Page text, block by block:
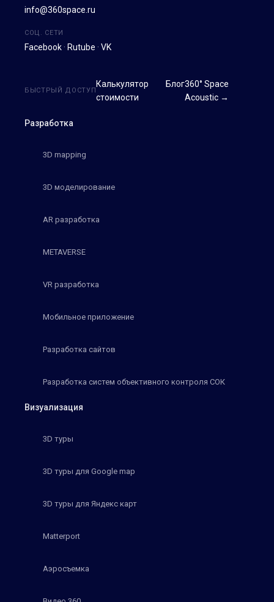
info@360space.ru
СОЦ. СЕТИ
Facebook · Rutube · VK
Разработка
3D mapping
3D моделирование
AR разработка
METAVERSE
VR разработка
Мобильное приложение
Разработка сайтов
Разработка систем объективного контроля СОК
Визуализация
3D туры
3D туры для Google map
3D туры для Яндекс карт
Matterport
Аэросъемка
БЫСТРЫЙ ДОСТУП
Калькулятор
стоимости
Блог360° Space
Acoustic →